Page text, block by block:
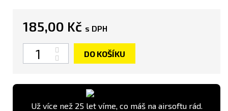
185,00 Kč s DPH
Počet
DO KOŠÍKU
Už více než 25 let víme, co máš na airsoftu rád.